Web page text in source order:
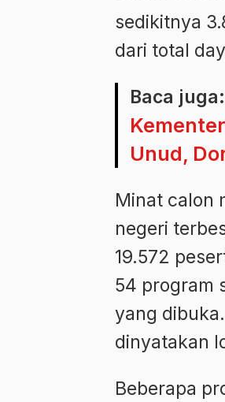
sedikitnya
dari total
Baca juga:
Unud,
Minat calon
negeri
19.572
54 program
yang
dinyatakan
Beberapa